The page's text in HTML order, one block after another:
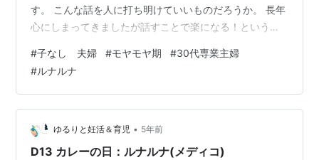
す。 こんな話を人に打ち明けていいものだろうか。 長年
心にしまってきましたが話すことで楽になる！という解
自分の道をてくてく歩いてく。」をモットーに！！ 話は
変わりますが、 あ～。また今月も月に一度のもやもや時
期がやって来る。 ココロの不調、ホルモンのバランスの
乱れとも言おうか なんともないのに泣けてくる。 自分で
「あ、この時期だな。」と事前に気づけたらいいことだ
けど 大体は時遅し。だいたい…
#子なし 夫婦 #モヤモヤ期 #30代専業主婦
#ルナルナ
ゆるりと妊活＆育児 • 5年前
D13 カレーの日：ルナルナ(メディコ)